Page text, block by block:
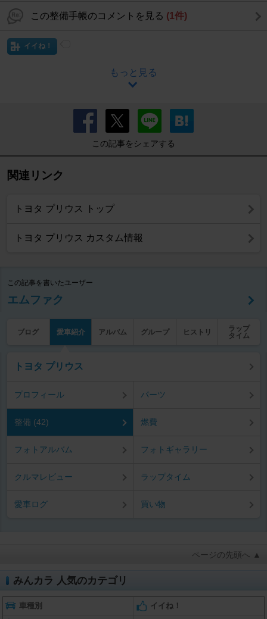
この整備手帳のコメントを見る (1件)
イイね！
もっと見る
この記事をシェアする
関連リンク
トヨタ プリウス トップ
トヨタ プリウス カスタム情報
この記事を書いたユーザー
エムファク
ブログ 愛車紹介 アルバム グループ ヒストリ
ラップ
タイム
トヨタ プリウス
プロフィール パーツ
整備 (42) 燃費
フォトアルバム フォトギャラリー
クルマレビュー ラップタイム
愛車ログ 買い物
ページの先頭へ ▲
みんカラ 人気のカテゴリ
車種別 イイね！